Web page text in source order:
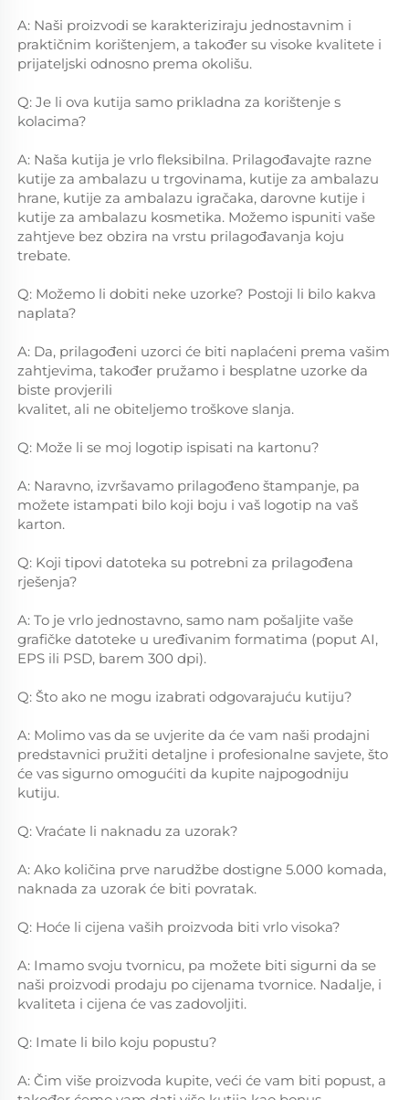
A: Naši proizvodi se karakteriziraju jednostavnim i
praktičnim korištenjem, a također su visoke kvalitete i
prijateljski odnosno prema okolišu.
Q: Je li ova kutija samo prikladna za korištenje s
kolacima?
A: Naša kutija je vrlo fleksibilna. Prilagođavajte razne
kutije za ambalazu u trgovinama, kutije za ambalazu
hrane, kutije za ambalazu igračaka, darovne kutije i
kutije za ambalazu kosmetika. Možemo ispuniti vaše
zahtjeve bez obzira na vrstu prilagođavanja koju
trebate.
Q: Možemo li dobiti neke uzorke? Postoji li bilo kakva
naplata?
A: Da, prilagođeni uzorci će biti naplaćeni prema vašim
zahtjevima, također pružamo i besplatne uzorke da
biste provjerili
kvalitet, ali ne obiteljemo troškove slanja.
Q: Može li se moj logotip ispisati na kartonu?
A: Naravno, izvršavamo prilagođeno štampanje, pa
možete istampati bilo koji boju i vaš logotip na vaš
karton.
Q: Koji tipovi datoteka su potrebni za prilagođena
rješenja?
A: To je vrlo jednostavno, samo nam pošaljite vaše
grafičke datoteke u uređivanim formatima (poput AI,
EPS ili PSD, barem 300 dpi).
Q: Što ako ne mogu izabrati odgovarajuću kutiju?
A: Molimo vas da se uvjerite da će vam naši prodajni
predstavnici pružiti detaljne i profesionalne savjete, što
će vas sigurno omogućiti da kupite najpogodniju
kutiju.
Q: Vraćate li naknadu za uzorak?
A: Ako količina prve narudžbe dostigne 5.000 komada,
naknada za uzorak će biti povratak.
Q: Hoće li cijena vaših proizvoda biti vrlo visoka?
A: Imamo svoju tvornicu, pa možete biti sigurni da se
naši proizvodi prodaju po cijenama tvornice. Nadalje, i
kvaliteta i cijena će vas zadovoljiti.
Q: Imate li bilo koju popustu?
A: Čim više proizvoda kupite, veći će vam biti popust, a